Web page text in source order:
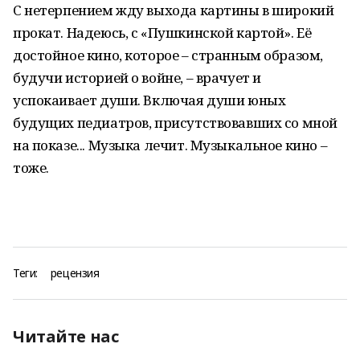
С нетерпением жду выхода картины в широкий
прокат. Надеюсь, с «Пушкинской картой». Её
достойное кино, которое – странным образом,
будучи историей о войне, – врачует и
успокаивает души. Включая души юных
будущих педиатров, присутствовавших со мной
на показе... Музыка лечит. Музыкальное кино –
тоже.
Теги: рецензия
Читайте нас